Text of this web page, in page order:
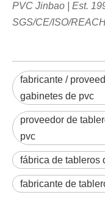
PVC Jinbao | Est.
SGS/CE/ISO/
fabricante /
gabinetes de pvc
proveedor de
pvc
fábrica de tableros
fabricante de